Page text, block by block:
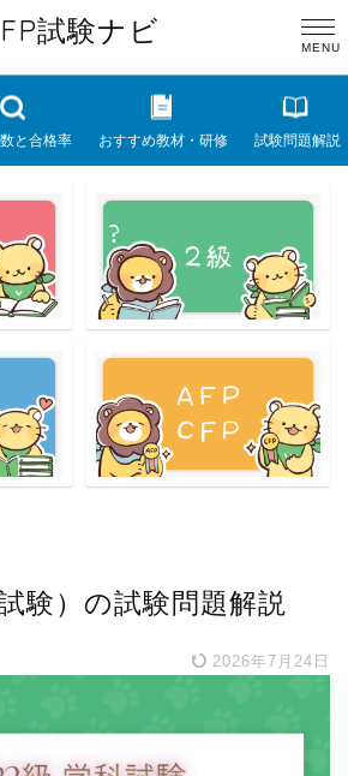
FP試験ナビ
と合格率 おすすめ教材・研修 試験問題解説
験）の試験問題解説
2026年7月24日